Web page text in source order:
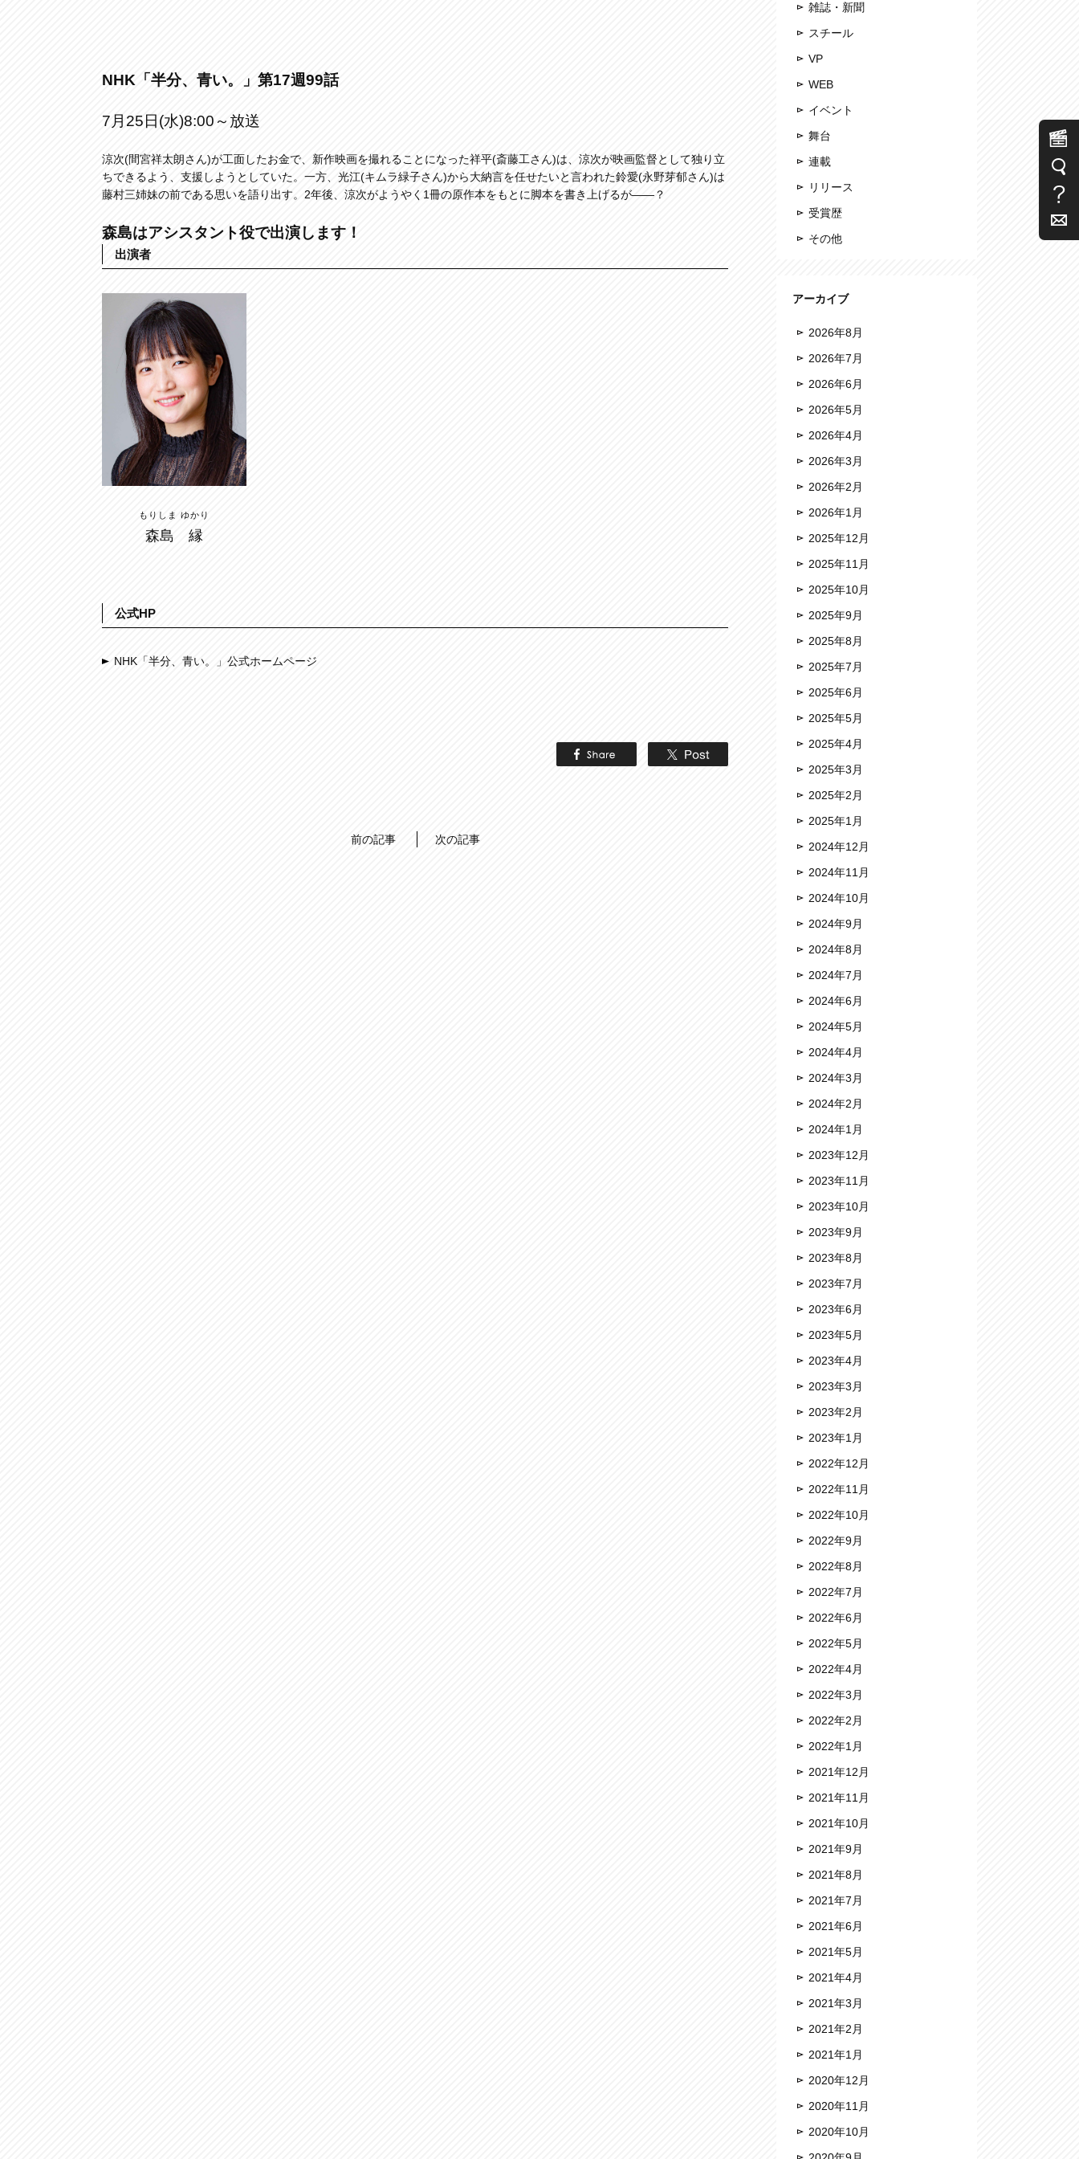
NHK「半分、青い。」第17週99話
7月25日(水)8:00～放送
涼次(間宮祥太朗さん)が工面したお金で、新作映画を撮れることになった祥平(斎藤工さん)は、涼次が映画監督として独り立
ちできるよう、支援しようとしていた。一方、光江(キムラ緑子さん)から大納言を任せたいと言われた鈴愛(永野芽郁さん)は
藤村三姉妹の前である思いを語り出す。2年後、涼次がようやく1冊の原作本をもとに脚本を書き上げるが――？
森島はアシスタント役で出演します！
出演者
もりしま ゆかり
森島 縁
公式HP
NHK「半分、青い。」公式ホームページ
前の記事 次の記事
雑誌・新聞
スチール
VP
WEB
イベント
舞台
連載
リリース
受賞歴
その他
アーカイブ
2026年8月
2026年7月
2026年6月
2026年5月
2026年4月
2026年3月
2026年2月
2026年1月
2025年12月
2025年11月
2025年10月
2025年9月
2025年8月
2025年7月
2025年6月
2025年5月
2025年4月
2025年3月
2025年2月
2025年1月
2024年12月
2024年11月
2024年10月
2024年9月
2024年8月
2024年7月
2024年6月
2024年5月
2024年4月
2024年3月
2024年2月
2024年1月
2023年12月
2023年11月
2023年10月
2023年9月
2023年8月
2023年7月
2023年6月
2023年5月
2023年4月
2023年3月
2023年2月
2023年1月
2022年12月
2022年11月
2022年10月
2022年9月
2022年8月
2022年7月
2022年6月
2022年5月
2022年4月
2022年3月
2022年2月
2022年1月
2021年12月
2021年11月
2021年10月
2021年9月
2021年8月
2021年7月
2021年6月
2021年5月
2021年4月
2021年3月
2021年2月
2021年1月
2020年12月
2020年11月
2020年10月